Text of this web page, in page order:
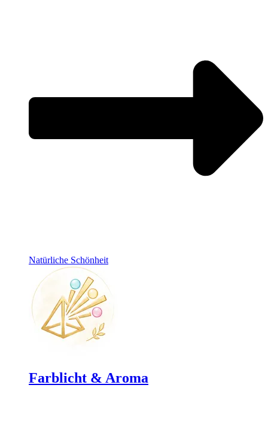
Natürliche Schönheit
Farblicht & Aroma